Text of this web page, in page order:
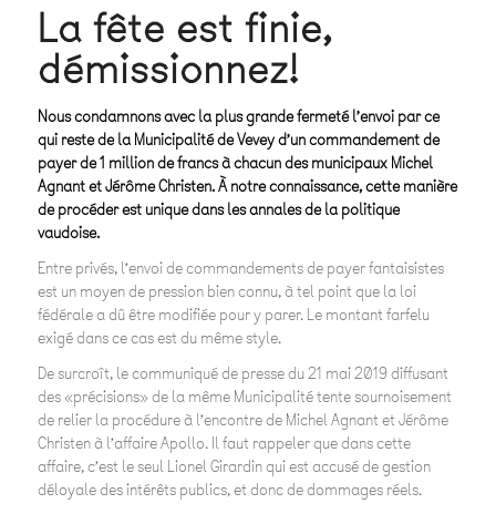
La fête est finie,
démissionnez!
Nous condamnons avec la plus grande fermeté l’envoi par ce
qui reste de la Municipalité de Vevey d’un commandement de
payer de 1 million de francs à chacun des municipaux Michel
Agnant et Jérôme Christen. À notre connaissance, cette manière
de procéder est unique dans les annales de la politique
vaudoise.
Entre privés, l’envoi de commandements de payer fantaisistes
est un moyen de pression bien connu, à tel point que la loi
fédérale a dû être modifiée pour y parer. Le montant farfelu
exigé dans ce cas est du même style.
De surcroît, le communiqué de presse du 21 mai 2019 diffusant
des «précisions» de la même Municipalité tente sournoisement
de relier la procédure à l’encontre de Michel Agnant et Jérôme
Christen à l’affaire Apollo. Il faut rappeler que dans cette
affaire, c’est le seul Lionel Girardin qui est accusé de gestion
déloyale des intérêts publics, et donc de dommages réels.